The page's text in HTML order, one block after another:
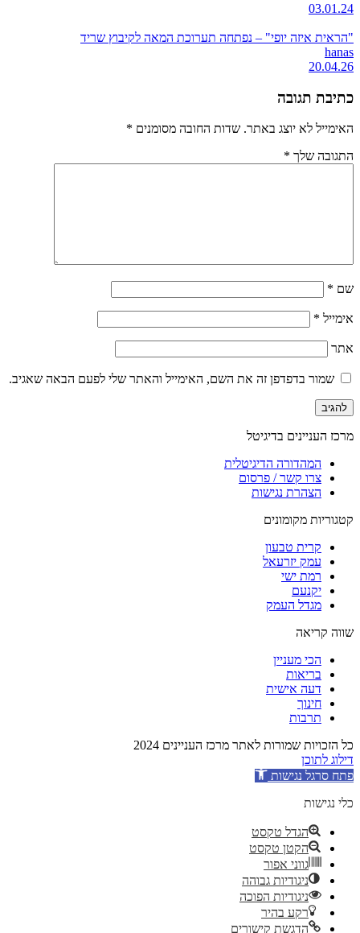
03.01.24
"הראית איזה יופי" – נפתחה תערוכת המאה לקיבוץ שריד
hanas
20.04.26
כתיבת תגובה
האימייל לא יוצג באתר. שדות החובה מסומנים *
התגובה שלך *
שם *
אימייל *
אתר
שמור בדפדפן זה את השם, האימייל והאתר שלי לפעם הבאה שאגיב.
מרכז העניינים בדיגיטל
המהדורה הדיגיטלית
צרו קשר / פרסום
הצהרת נגישות
קטגוריות מקומונים
קרית טבעון
עמק יזרעאל
רמת ישי
יקנעם
מגדל העמק
שווה קריאה
הכי מעניין
בריאות
דעה אישית
חינוך
תרבות
כל הזכויות שמורות לאתר מרכז העניינים 2024
דילוג לתוכן
פתח סרגל נגישות
כלי נגישות
הגדל טקסט
הקטן טקסט
גווני אפור
ניגודיות גבוהה
ניגודיות הפוכה
רקע בהיר
הדגשת קישורים